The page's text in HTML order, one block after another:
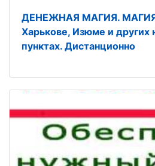
ДЕНЕЖНАЯ МАГИЯ.
Харькове, Изюме и других
пунктах. Дистанционно